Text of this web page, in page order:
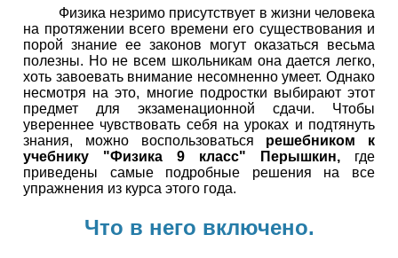
Физика незримо присутствует в жизни человека
на протяжении всего времени его существования и
порой знание ее законов могут оказаться весьма
полезны. Но не всем школьникам она дается легко,
хоть завоевать внимание несомненно умеет. Однако
несмотря на это, многие подростки выбирают этот
предмет для экзаменационной сдачи. Чтобы
увереннее чувствовать себя на уроках и подтянуть
знания, можно воспользоваться решебником к
учебнику "Физика 9 класс" Перышкин, где
приведены самые подробные решения на все
упражнения из курса этого года.
Что в него включено.